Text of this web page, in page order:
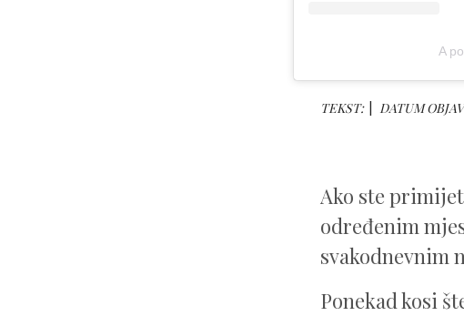
A
TEKST: DATUM
Ako ste
određenim
svakodnevnim
Ponekad kosi